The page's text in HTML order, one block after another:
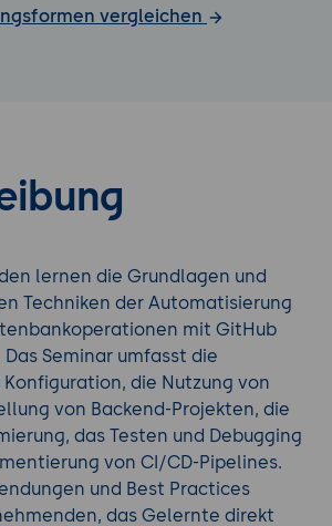
vergleichen
lernen die Grundlagen und
Techniken der Automatisierung
mit GitHub
Seminar umfasst die
die Nutzung von
von Backend-Projekten, die
das Testen und Debugging
von CI/CD-Pipelines.
und Best Practices
das Gelernte direkt